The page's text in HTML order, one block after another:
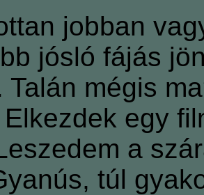
jobban
jósló fájás
Talán mégis
egy
a
túl